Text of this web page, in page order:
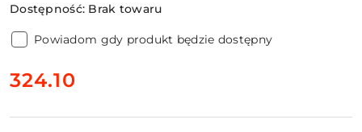
Dostępność: Brak towaru
Powiadom gdy produkt będzie dostępny
cena:
324.10